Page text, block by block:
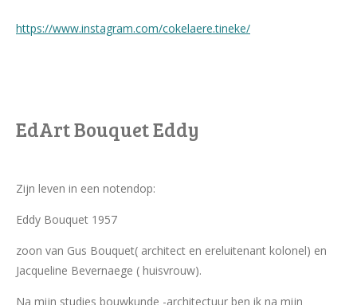
https://www.instagram.com/cokelaere.tineke/
EdArt Bouquet Eddy
Zijn leven in een notendop:
Eddy Bouquet 1957
zoon van Gus Bouquet( architect en ereluitenant kolonel) en
Jacqueline Bevernaege ( huisvrouw).
Na mijn studies bouwkunde -architectuur ben ik na mijn